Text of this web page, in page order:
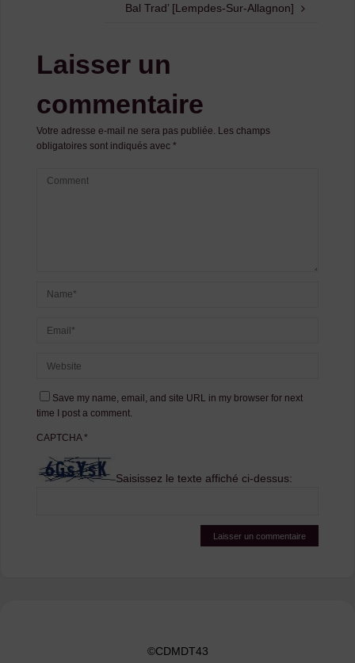
Bal Trad’ [Lempdes-Sur-Allagnon]
Laisser un
commentaire
Votre adresse e-mail ne sera pas publiée. Les champs
obligatoires sont indiqués avec *
Save my name, email, and site URL in my browser for next
time I post a comment.
CAPTCHA*
Saisissez le texte affiché ci-dessus:
©CDMDT43